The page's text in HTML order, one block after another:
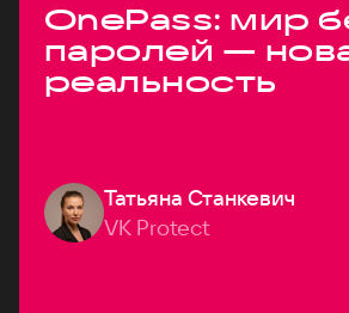
OnePass: мир
паролей —
реальность
Татьяна Станкевич
VK Protect